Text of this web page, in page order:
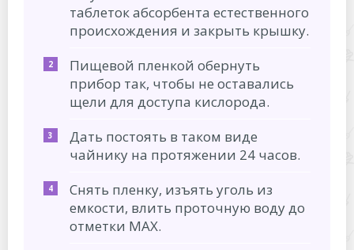
таблеток абсорбента естественного
происхождения и закрыть крышку.
Пищевой пленкой обернуть
прибор так, чтобы не оставались
щели для доступа кислорода.
Дать постоять в таком виде
чайнику на протяжении 24 часов.
Снять пленку, изъять уголь из
емкости, влить проточную воду до
отметки МАХ.